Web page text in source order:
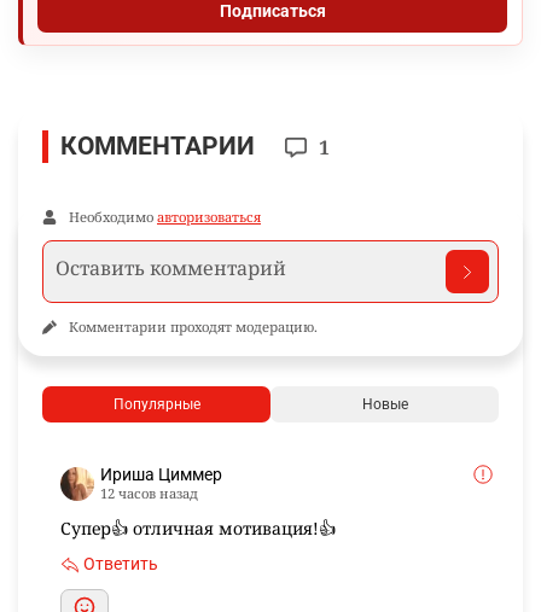
Подписаться
КОММЕНТАРИИ 1
Необходимо авторизоваться
Комментарии проходят модерацию.
Популярные Новые
Ириша Циммер
12 часов назад
Супер👍 отличная мотивация!👍
Ответить